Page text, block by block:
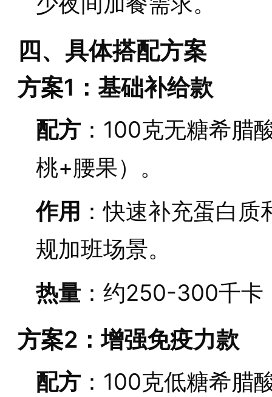
四、具体搭配方案
方案1：基础补给款
配方 ：100克无糖希腊
桃+腰果）。
作用 ：快速补充蛋白
规加班场景。
热量 ：约250-300千
方案2：增强免疫力款
配方 ：100克低糖希腊